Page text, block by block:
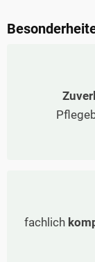
fachlich